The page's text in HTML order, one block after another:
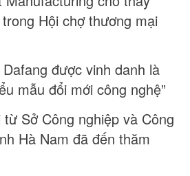
Hội chợ thương mại
được vinh danh là
mẫu đổi mới công nghệ”
Sở Công nghiệp và Công
Hà Nam đã đến thăm